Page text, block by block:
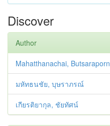
Discover
Author
Mahatthanachai, Butsaraporn
มหัทธนชัย, บุษราภรณ์
เกียรติยากุล, ชัยทัศน์